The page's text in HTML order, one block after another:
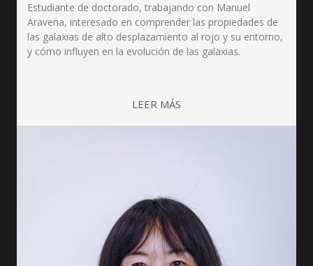
Estudiante de doctorado, trabajando con Manuel
Aravena, interesado en comprender las propiedades de
las galaxias de alto desplazamiento al rojo y su entorno,
y cómo influyen en la evolución de las galaxias.
LEER MÁS